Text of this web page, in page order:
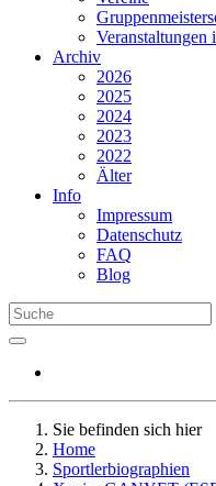
Veranstaltungen
Archiv
2026
2025
2024
2023
2022
Älter
Info
Impressum
Datenschutz
FAQ
Blog
Sie befinden sich hier
Home
Sportlerbiographien